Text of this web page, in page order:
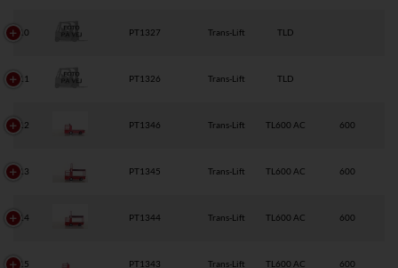
10 PT1327 Trans-Lift TLD
11 PT1326 Trans-Lift TLD
12 PT1346 Trans-Lift TL600 AC 600
13 PT1345 Trans-Lift TL600 AC 600
14 PT1344 Trans-Lift TL600 AC 600
15 PT1343 Trans-Lift TL600 AC 600